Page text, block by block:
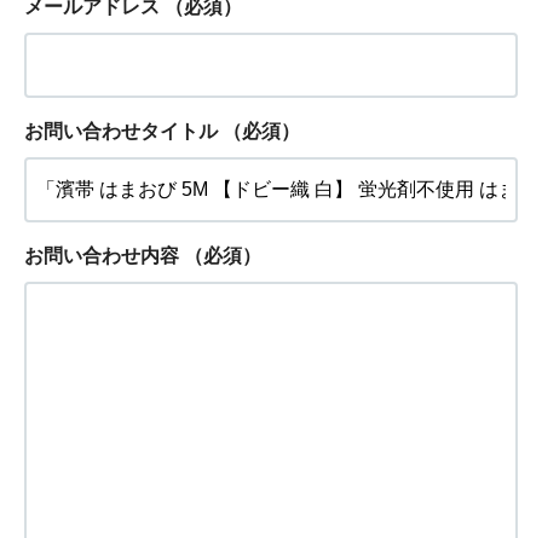
メールアドレス （必須）
お問い合わせタイトル （必須）
お問い合わせ内容 （必須）